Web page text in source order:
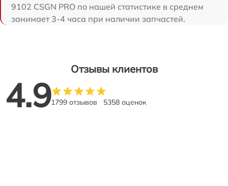
9102 CSGN PRO по нашей статистике в среднем
занимает 3-4 часа при наличии запчастей.
Отзывы клиентов
4.91799 отзывов 5358 оценок